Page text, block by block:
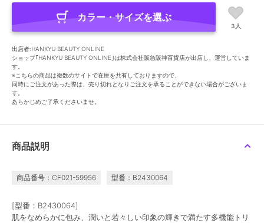
カラー・サイズを選ぶ
3人
出店者:HANKYU BEAUTY ONLINE
ショップ｢HANKYU BEAUTY ONLINE｣は株式会社阪急阪神百貨店が出店し、運営していま
す。
※こちらの商品は複数のサイトで在庫を共有しておりますので、
同時にご注文があった際は、売り切れとなりご注文を承ることができない場合がございま
す。
あらかじめご了承くださいませ。
商品説明
商品番号：CF021-59956 型番：B2430064
[型番：B2430064]
肌をなめらかに包み、潤いと若々しい印象の輝きで満たす多機能トリ